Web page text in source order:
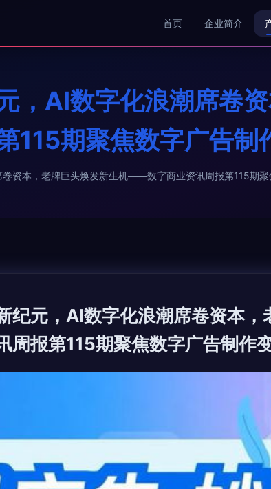
首页 企业简介
，AI数字化浪潮席卷
期聚焦数字广告制
资本，老牌巨头焕发新生机——数字商业资讯周报第115期
纪元，AI数字化浪潮席卷资本，
报第115期聚焦数字广告制作